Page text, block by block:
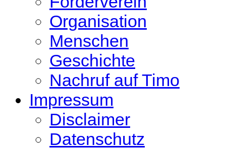
Organisation
Menschen
Geschichte
Nachruf auf Timo
Impressum
Disclaimer
Datenschutz